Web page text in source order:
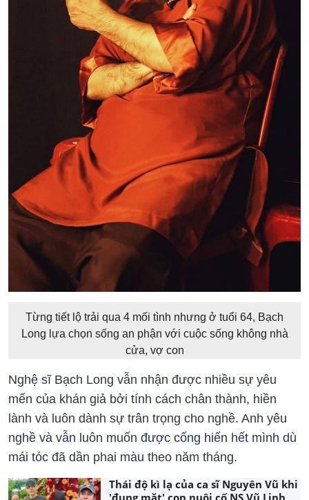
Từng tiết lộ trải qua 4 mối tình nhưng ở tuổi 64, Bạch
Long lựa chọn sống an phận với cuộc sống không nhà
cửa, vợ con
Nghệ sĩ Bạch Long vẫn nhận được nhiều sự yêu
mến của khán giả bởi tính cách chân thành, hiền
lành và luôn dành sự trân trọng cho nghề. Anh yêu
nghề và vẫn luôn muốn được cống hiến hết mình dù
mái tóc đã dần phai màu theo năm tháng.
Thái độ kì lạ của ca sĩ Nguyên Vũ khi